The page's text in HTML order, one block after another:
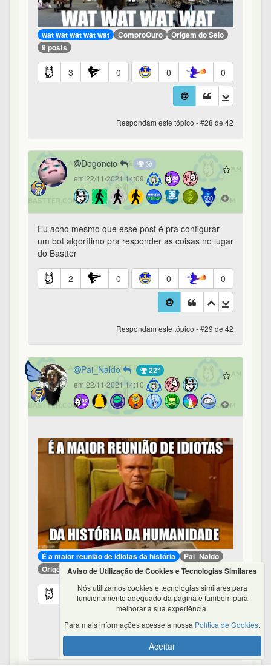
wat wat wat wat wat ComproOuro
Origem do Selo
9 posts
3 0 0 0
Respondam este tópico - #28 de 42
Dogoncio
em 22/11/2021 14:09
Eu acho mesmo que esse post é pra configurar
um bot algorítimo pra responder as coisas no lugar
do Bastter
2 0 0 0
Respondam este tópico - #29 de 42
Pai_Naldo 22º
em 22/11/2021 14:10
É a maior reunião de idiotas da história
Pai_Naldo
Origem do Selo
73 posts
0 0 0
Respondam este tópico - #30 de 42
Aviso de Utilização de Cookies e Tecnologias Similares
Nós utilizamos cookies e tecnologias similares para
funcionamento adequado da página e também para
melhorar a sua experiência.
Para mais informações acesse a nossa Política de Cookies.
Aceitar